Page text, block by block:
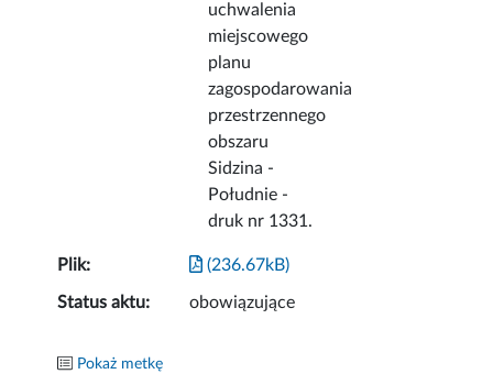
uchwalenia
miejscowego
planu
zagospodarowania
przestrzennego
obszaru
Sidzina -
Południe -
druk nr 1331.
Plik: (236.67kB)
Status aktu: obowiązujące
Pokaż metkę